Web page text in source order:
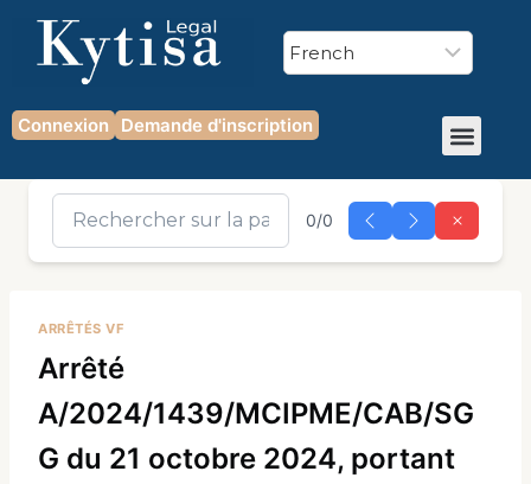
Connexion Demande d'inscription
0/0
ARRÊTÉS VF
Arrêté
A/2024/1439/MCIPME/CAB/SG
G du 21 octobre 2024, portant